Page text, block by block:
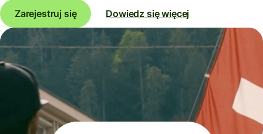
Zarejestruj się
Dowiedz się więcej